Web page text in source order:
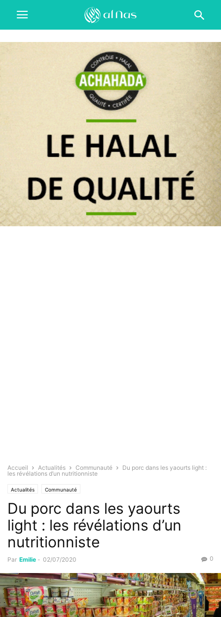
Accueil Actualités Communauté
Du porc dans les yaourts light :
les révélations d’un nutritionniste
Actualités Communauté
Du porc dans les yaourts
light : les révélations d’un
nutritionniste
Par Emilie - 02/07/2020 0